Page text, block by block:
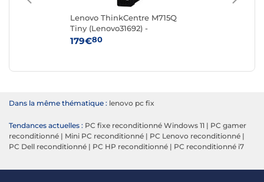
Lenovo ThinkCentre M715Q
Tiny (Lenovo31692) -
Reconditionné
179€80
Dans la même thématique : lenovo pc fix
Tendances actuelles : PC fixe reconditionné Windows 11 | PC gamer
reconditionné | Mini PC reconditionné | PC Lenovo reconditionné |
PC Dell reconditionné | PC HP reconditionné | PC reconditionné i7